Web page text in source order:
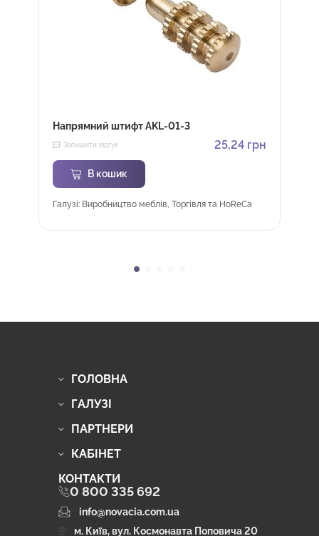
Напрямний штифт AKL-01-3
Залишити відгук 25,24 грн
В кошик
Галузі: Виробництво меблів, Торгівля та HoReCa
ГОЛОВНА
ГАЛУЗІ
ПАРТНЕРИ
КАБІНЕТ
КОНТАКТИ
0 800 335 692
info@novacia.com.ua
м. Київ, вул. Космонавта Поповича 20